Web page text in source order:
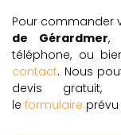
Pour commander
de Gérardmer,
téléphone, ou
contact. Nous
devis
le formulaire